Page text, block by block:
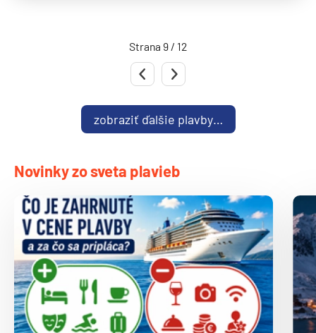
Le Commandant Charcot
Le Dumont-D'Urville
Le Jacques Cartier
Le Laperouse
Le Ponant
Le Soleal
L´Austral
The Spirit of Ponant
Princess
Caribbean Princess
Coral Princess
Strana 9 / 12
Predchádzajúca strana
zobraziť ďalšie plavby…
Novinky zo sveta plavieb